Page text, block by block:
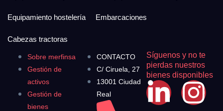
Sobre merfinsa
Gestión de
activos
Gestión de
bienes
CONTACTO
C/ Ciruela, 27
13001 Ciudad
Real
Síguenos y no te
pierdas nuestros
bienes disponibles
Equipamiento hostelería Embarcaciones
Cabezas tractoras